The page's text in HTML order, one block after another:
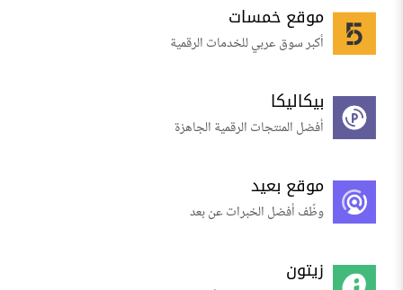
موقع خمسات
أكبر سوق عربي للخدمات الرقمية
بيكاليكا
أفضل المنتجات الرقمية الجاهزة
موقع بعيد
وظّف أفضل الخبرات عن بعد
زيتون